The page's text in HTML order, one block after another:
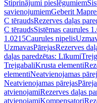
Stiprinājumi pieslēgumiem
savienojumiemGeberit
C tēraudsRezerves daļas
C tēraudsSistēmas caurules
1.0215Caurules nipelis
UzmavasPārejasRezerves
daļas paredzētas: Līkumi
TrejgabaliKrusta elementi
elementiNeatvienojamas
Neatvienojamas pārejas
atvienojamiRezerves daļas
atvienojamiKompensatori